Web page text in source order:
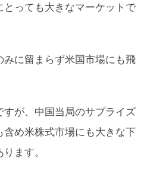
とっても大きなマーケットで
に留まらず米国市場にも飛
が、中国当局のサプライズ
め米株式市場にも大きな下
ます。